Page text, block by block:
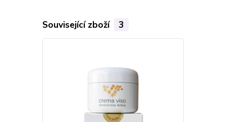
Související zboží 3